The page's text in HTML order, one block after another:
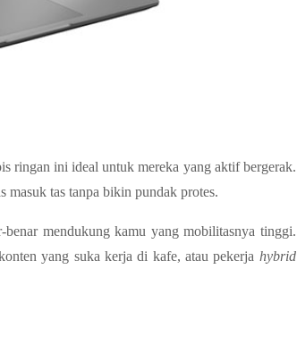
ringan ini ideal untuk mereka yang aktif bergerak.
tas tanpa bikin pundak protes.
mendukung kamu yang mobilitasnya tinggi.
yang suka kerja di kafe, atau pekerja
hybrid